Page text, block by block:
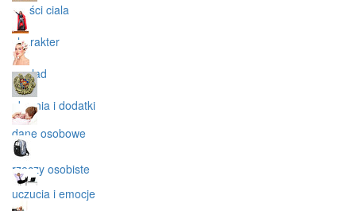
części ciala
charakter
wyglad
ubrania i dodatki
dane osobowe
rzeczy osobiste
uczucia i emocje